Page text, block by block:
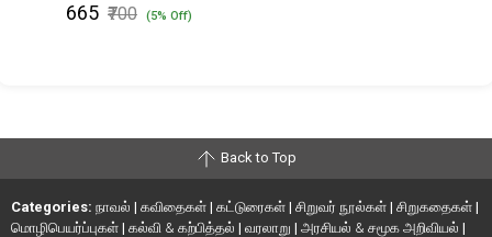
₹665 ₹700 (5% Off)
Back to Top
Categories: நாவல் | கவிதைகள் | கட்டுரைகள் | சிறுவர் நூல்கள் | சிறுகதைகள் |
மொழிபெயர்ப்புகள் | கல்வி & கற்பித்தல் | வரலாறு | அரசியல் & சமூக அறிவியல் |